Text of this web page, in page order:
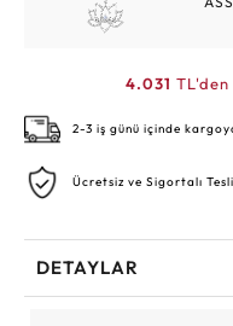
4.031
2-3 iş günü içinde
Ücretsiz ve Sigortalı
DETAYLAR